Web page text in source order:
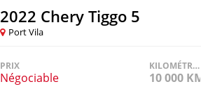
2022 Chery Tiggo 5
Port Vila
PRIX
Négociable
KILOMÉTRAGE
10 000 KM